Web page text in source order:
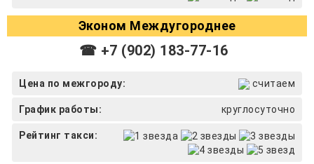
Эконом Междугороднее
☎ +7 (902) 183-77-16
Цена по межгороду: считаем
График работы: круглосуточно
Рейтинг такси: